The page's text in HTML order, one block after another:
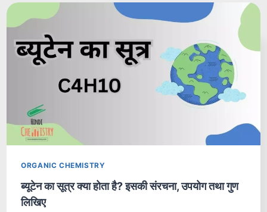
ORGANIC CHEMISTRY
ब्यूटेन का सूत्र क्या होता है? इसकी संरचना, उपयोग तथा गुण
लिखिए